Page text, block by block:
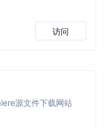
访问
源文件下载网站